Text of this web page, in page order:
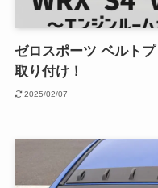
ゼロスポーツ ベルト
取り付け！
2025/02/07